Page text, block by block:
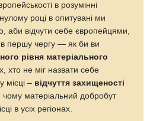
в розумінні
році в опитувані ми
аби відчути себе європейцями,
першу чергу — як би ви
рівня матеріального
хто не міг назвати себе
місці – відчуття захищеності
матеріальний добробут
в усіх регіонах.